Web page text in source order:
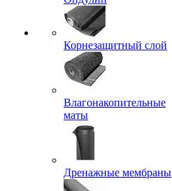
Корнезащитный слой
Влагонакопительные
маты
Дренажные мембраны